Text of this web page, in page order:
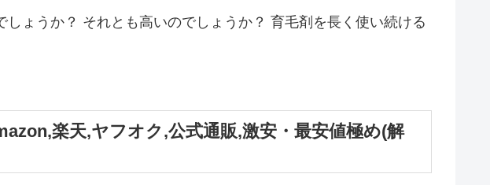
ょうか？ それとも高いのでしょうか？ 育毛剤を長く使い続ける
楽天,ヤフオク,公式通販,激安・最安値極め(解